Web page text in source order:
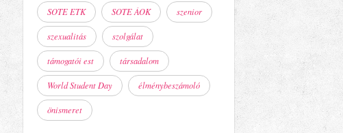
SOTE ETK SOTE ÁOK szenior
szexualitás szolgálat
támogatói est társadalom
World Student Day élménybeszámoló
önismeret